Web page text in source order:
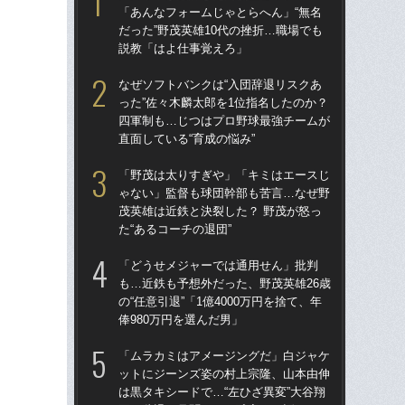
「あんなフォームじゃとらへん」“無名
だった”野茂英雄10代の挫折…職場でも
説教「はよ仕事覚えろ」
なぜソフトバンクは“入団辞退リスクあ
った”佐々木麟太郎を1位指名したのか？
四軍制も…じつはプロ野球最強チームが
直面している“育成の悩み”
「野茂は太りすぎや」「キミはエースじ
ゃない」監督も球団幹部も苦言…なぜ野
茂英雄は近鉄と決裂した？ 野茂が怒っ
た“あるコーチの退団”
「どうせメジャーでは通用せん」批判
も…近鉄も予想外だった、野茂英雄26歳
の“任意引退”「1億4000万円を捨て、年
俸980万円を選んだ男」
「ムラカミはアメージングだ」白ジャケ
ットにジーンズ姿の村上宗隆、山本由伸
は黒タキシードで…“左ひざ異変”大谷翔